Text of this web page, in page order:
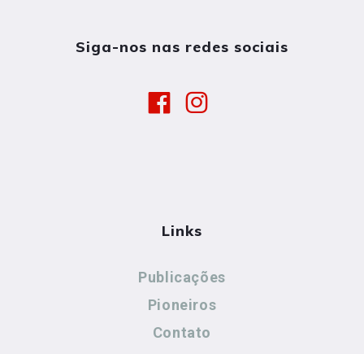
Siga-nos nas redes sociais
Links
Publicações
Pioneiros
Contato